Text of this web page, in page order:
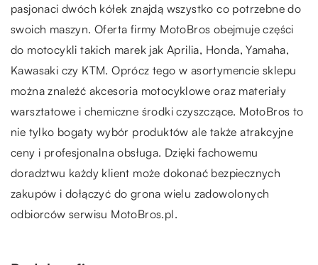
pasjonaci dwóch kółek znajdą wszystko co potrzebne do
swoich maszyn. Oferta firmy MotoBros obejmuje części
do motocykli takich marek jak Aprilia, Honda, Yamaha,
Kawasaki czy KTM. Oprócz tego w asortymencie sklepu
można znaleźć akcesoria motocyklowe oraz materiały
warsztatowe i chemiczne środki czyszczące. MotoBros to
nie tylko bogaty wybór produktów ale także atrakcyjne
ceny i profesjonalna obsługa. Dzięki fachowemu
doradztwu każdy klient może dokonać bezpiecznych
zakupów i dołączyć do grona wielu zadowolonych
odbiorców serwisu MotoBros.pl.